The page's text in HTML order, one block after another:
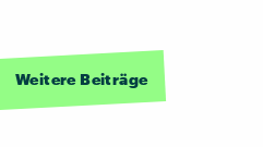
Weitere Beiträge